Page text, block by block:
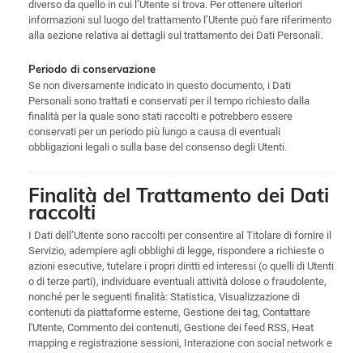
diverso da quello in cui l’Utente si trova. Per ottenere ulteriori
informazioni sul luogo del trattamento l’Utente può fare riferimento
alla sezione relativa ai dettagli sul trattamento dei Dati Personali.
Periodo di conservazione
Se non diversamente indicato in questo documento, i Dati
Personali sono trattati e conservati per il tempo richiesto dalla
finalità per la quale sono stati raccolti e potrebbero essere
conservati per un periodo più lungo a causa di eventuali
obbligazioni legali o sulla base del consenso degli Utenti.
Finalità del Trattamento dei Dati
raccolti
I Dati dell’Utente sono raccolti per consentire al Titolare di fornire il
Servizio, adempiere agli obblighi di legge, rispondere a richieste o
azioni esecutive, tutelare i propri diritti ed interessi (o quelli di Utenti
o di terze parti), individuare eventuali attività dolose o fraudolente,
nonché per le seguenti finalità: Statistica, Visualizzazione di
contenuti da piattaforme esterne, Gestione dei tag, Contattare
l'Utente, Commento dei contenuti, Gestione dei feed RSS, Heat
mapping e registrazione sessioni, Interazione con social network e